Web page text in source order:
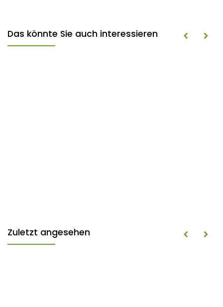
Das könnte Sie auch interessieren
Zuletzt angesehen